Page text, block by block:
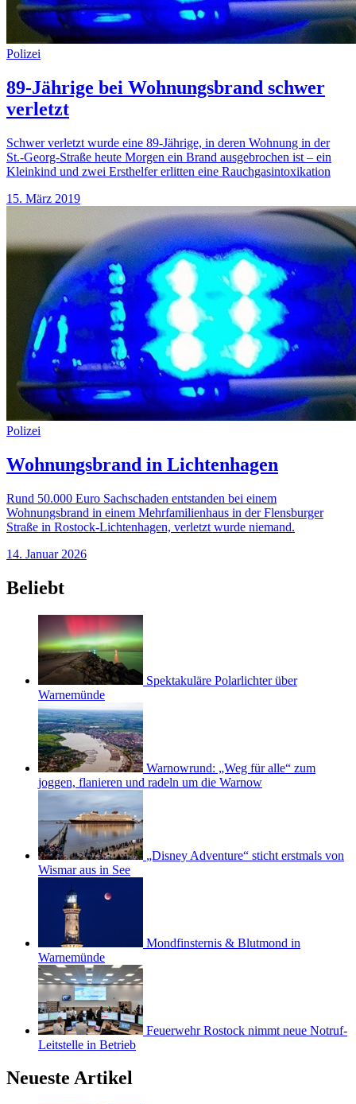
Polizei
89-Jährige bei Wohnungsbrand schwer
verletzt
Schwer verletzt wurde eine 89-Jährige, in deren Wohnung in der
St.-Georg-Straße heute Morgen ein Brand ausgebrochen ist – ein
Kleinkind und zwei Ersthelfer erlitten eine Rauchgasintoxikation
15. März 2019
Polizei
Wohnungsbrand in Lichtenhagen
Rund 50.000 Euro Sachschaden entstanden bei einem
Wohnungsbrand in einem Mehrfamilienhaus in der Flensburger
Straße in Rostock-Lichtenhagen, verletzt wurde niemand.
14. Januar 2026
Beliebt
Spektakuläre Polarlichter über
Warnemünde
Warnowrund: „Weg für alle“ zum
joggen, flanieren und radeln um die Warnow
„Disney Adventure“ sticht erstmals von
Wismar aus in See
Mondfinsternis & Blutmond in
Warnemünde
Feuerwehr Rostock nimmt neue Notruf-
Leitstelle in Betrieb
Neueste Artikel